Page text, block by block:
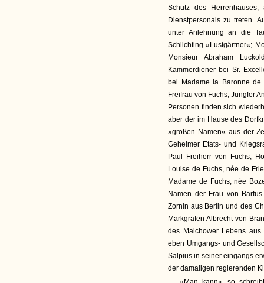
Schutz des
Dienstpersonals zu treten.
unter Anlehnung an die
Schlichting »Lustgärtner«;
Monsieur Abraham
Kammerdiener bei Sr.
bei Madame la Baronne de
Freifrau von Fuchs; Jungfer
Personen finden sich
aber der im Hause des
»großen Namen« aus der
Geheimer Etats- und
Paul Freiherr von Fuchs,
Louise de Fuchs, née de
Madame de Fuchs, née
Namen der Frau von
Zornin aus Berlin und des
Markgrafen Albrecht von
des Malchower Lebens
eben Umgangs- und
Salpius in seiner eingangs
der damaligen regierenden